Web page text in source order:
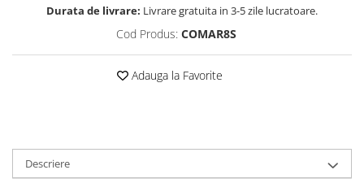
Durata de livrare: Livrare gratuita in 3-5 zile lucratoare.
Cod Produs: COMAR8S
Adauga la Favorite
Descriere